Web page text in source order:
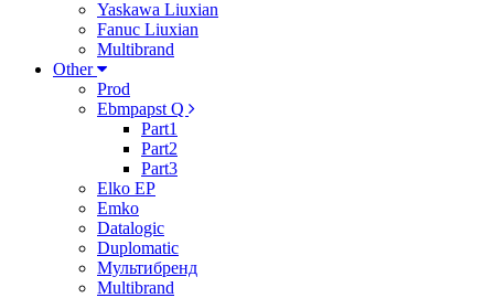
Yaskawa Liuxian
Fanuc Liuxian
Multibrand
Other
Prod
Ebmpapst Q
Part1
Part2
Part3
Elko EP
Emko
Datalogic
Duplomatic
Мультибренд
Multibrand